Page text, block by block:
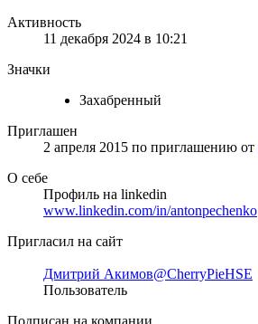
Активность
11 декабря 2024 в 10:21
Значки
Захабренный
Приглашен
2 апреля 2015 по приглашению от
О себе
Профиль на linkedin
www.linkedin.com/in/antonpechenko
Пригласил на сайт
Дмитрий Акимов@CherryPieHSE
Пользователь
Подписан на компании